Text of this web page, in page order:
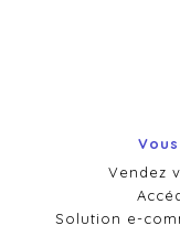
Vendez
Solution e-